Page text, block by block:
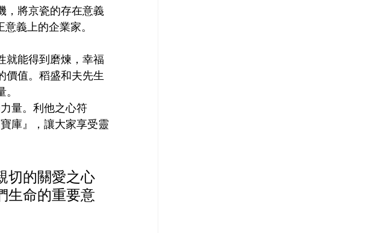
，將京瓷的存在意義
義上的企業家。
就能得到磨煉，幸福
價值。稻盛和夫先生
量。利他之心符
庫』，讓大家享受靈
切的關愛之心
生命的重要意